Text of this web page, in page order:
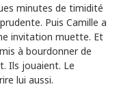
minutes de timidité
Puis Camille a
invitation muette. Et
à bourdonner de
Ils jouaient. Le
lui aussi.